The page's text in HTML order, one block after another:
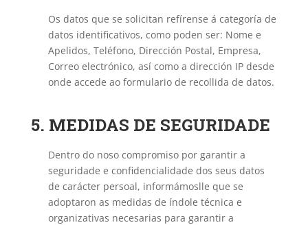
Os datos que se solicitan refírense á categoría de
datos identificativos, como poden ser: Nome e
Apelidos, Teléfono, Dirección Postal, Empresa,
Correo electrónico, así como a dirección IP desde
onde accede ao formulario de recollida de datos.
5. MEDIDAS DE SEGURIDADE
Dentro do noso compromiso por garantir a
seguridade e confidencialidade dos seus datos
de carácter persoal, informámoslle que se
adoptaron as medidas de índole técnica e
organizativas necesarias para garantir a